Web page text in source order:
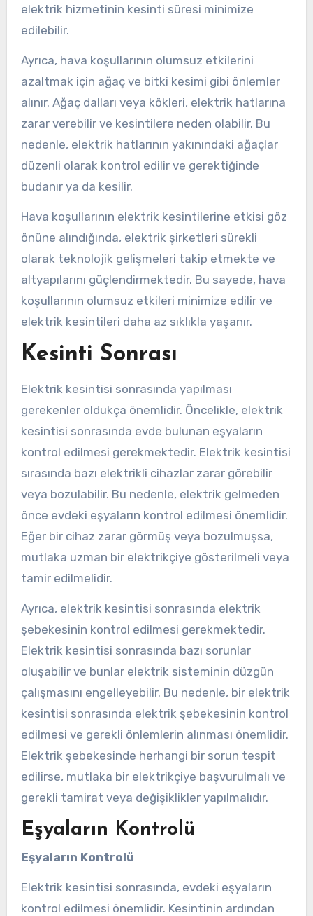
elektrik hizmetinin kesinti süresi minimize
edilebilir.
Ayrıca, hava koşullarının olumsuz etkilerini
azaltmak için ağaç ve bitki kesimi gibi önlemler
alınır. Ağaç dalları veya kökleri, elektrik hatlarına
zarar verebilir ve kesintilere neden olabilir. Bu
nedenle, elektrik hatlarının yakınındaki ağaçlar
düzenli olarak kontrol edilir ve gerektiğinde
budanır ya da kesilir.
Hava koşullarının elektrik kesintilerine etkisi göz
önüne alındığında, elektrik şirketleri sürekli
olarak teknolojik gelişmeleri takip etmekte ve
altyapılarını güçlendirmektedir. Bu sayede, hava
koşullarının olumsuz etkileri minimize edilir ve
elektrik kesintileri daha az sıklıkla yaşanır.
Kesinti Sonrası
Elektrik kesintisi sonrasında yapılması
gerekenler oldukça önemlidir. Öncelikle, elektrik
kesintisi sonrasında evde bulunan eşyaların
kontrol edilmesi gerekmektedir. Elektrik kesintisi
sırasında bazı elektrikli cihazlar zarar görebilir
veya bozulabilir. Bu nedenle, elektrik gelmeden
önce evdeki eşyaların kontrol edilmesi önemlidir.
Eğer bir cihaz zarar görmüş veya bozulmuşsa,
mutlaka uzman bir elektrikçiye gösterilmeli veya
tamir edilmelidir.
Ayrıca, elektrik kesintisi sonrasında elektrik
şebekesinin kontrol edilmesi gerekmektedir.
Elektrik kesintisi sonrasında bazı sorunlar
oluşabilir ve bunlar elektrik sisteminin düzgün
çalışmasını engelleyebilir. Bu nedenle, bir elektrik
kesintisi sonrasında elektrik şebekesinin kontrol
edilmesi ve gerekli önlemlerin alınması önemlidir.
Elektrik şebekesinde herhangi bir sorun tespit
edilirse, mutlaka bir elektrikçiye başvurulmalı ve
gerekli tamirat veya değişiklikler yapılmalıdır.
Eşyaların Kontrolü
Eşyaların Kontrolü
Elektrik kesintisi sonrasında, evdeki eşyaların
kontrol edilmesi önemlidir. Kesintinin ardından